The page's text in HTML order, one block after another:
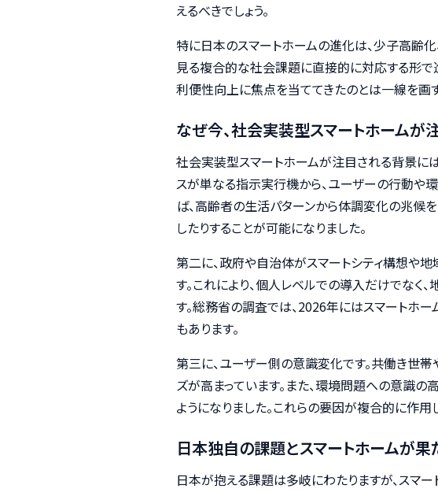
えるべきでしょう。
特に日本のスマートホームの進化は、少子高齢
見る複合的な社会課題に直接的に対応する形で
利便性向上に焦点を当ててきたのとは一線を画
なぜ今、社会実装型スマートホームが
社会実装型スマートホームが注目される背景に
スが単なる指示実行機から、ユーザーの行動や
ば、高齢者の生活パターンから体調変化の兆候
したりすることが可能になりました。
第二に、政府や自治体がスマートシティ構想や
す。これにより、個人レベルでの導入だけでな
す。総務省の調査では、2026年にはスマートホ
もあります。
第三に、ユーザー側の意識変化です。共働き世帯
ズが高まっています。また、環境問題への意識
ようになりました。これらの要因が複合的に作用
日本独自の課題とスマートホームが果
日本が抱える課題は多岐にわたりますが、スマ